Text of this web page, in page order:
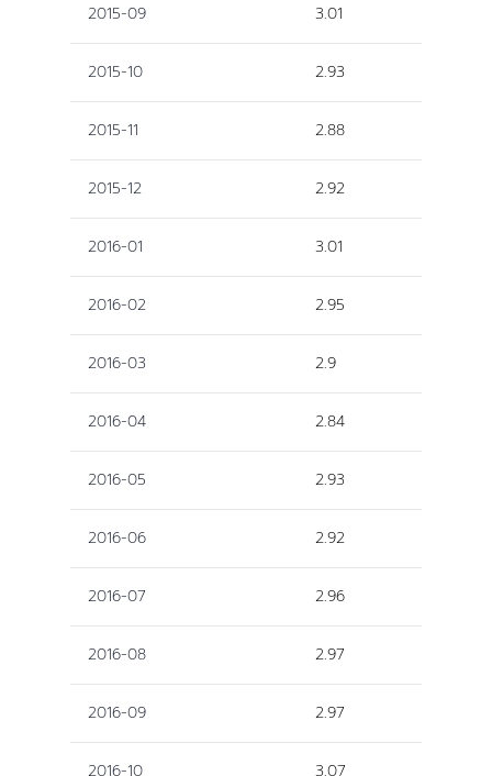
2015-09 3.01
2015-10 2.93
2015-11 2.88
2015-12 2.92
2016-01 3.01
2016-02 2.95
2016-03 2.9
2016-04 2.84
2016-05 2.93
2016-06 2.92
2016-07 2.96
2016-08 2.97
2016-09 2.97
2016-10 3.07